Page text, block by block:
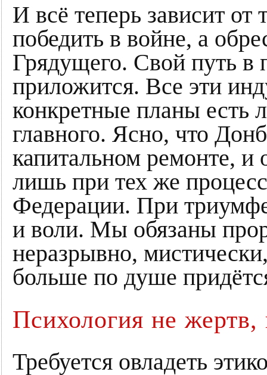
И всё теперь зависит
победить в войне, а
Грядущего. Свой путь в
приложится. Все эти
конкретные планы есть
главного. Ясно, что
капитальном ремонте,
лишь при тех же
Федерации. При
и воли. Мы обязаны
неразрывно,
больше по душе
Психология не жертв,
Требуется овладеть